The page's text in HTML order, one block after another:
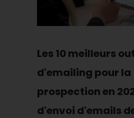
Les 10 meilleurs
d'emailing pour la
prospection en
d'envoi d'emails